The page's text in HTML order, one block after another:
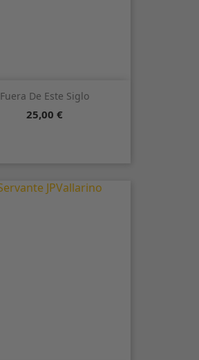
Fuera De Este Siglo
Precio
25,00 €